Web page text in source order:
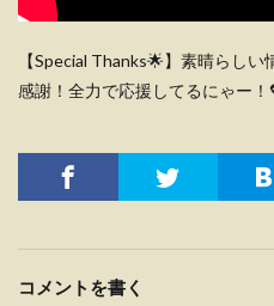
【Special Thanks🌟】素晴らし
感謝！全力で応援してるにゃー！
コメントを書く